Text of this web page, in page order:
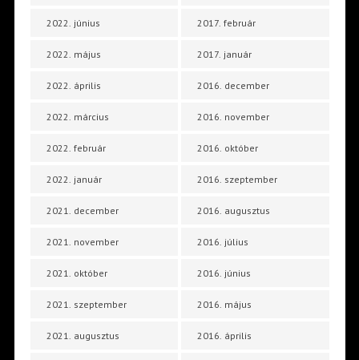
2022. június
2022. május
2022. április
2022. március
2022. február
2022. január
2021. december
2021. november
2021. október
2021. szeptember
2021. augusztus
2017. február
2017. január
2016. december
2016. november
2016. október
2016. szeptember
2016. augusztus
2016. július
2016. június
2016. május
2016. április